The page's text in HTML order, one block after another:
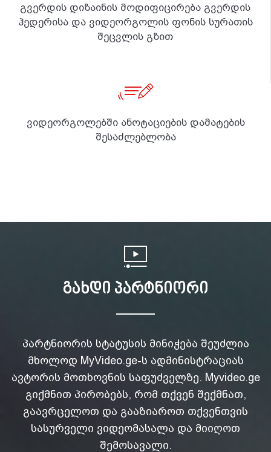
გვერდის დიზაინის მოდიფიცირება გვერდის
ჰედერისა და ვიდეორგოლის ფონის სურათის
შეცვლის გზით
ვიდეორგოლებში ანოტაციების დამატების
შესაძლებლობა
გახდი პარტნიორი
პარტნიორის სტატუსის მინიჭება შეუძლია
მხოლოდ MyVideo.ge-ს ადმინისტრაციას
ავტორის მოთხოვნის საფუძველზე. Myvideo.ge
გიქმნით პირობებს, რომ თქვენ შექმნათ,
გაავრცელოთ და გააზიაროთ თქვენთვის
სასურველი ვიდეომასალა და მიიღოთ
შემოსავალი.